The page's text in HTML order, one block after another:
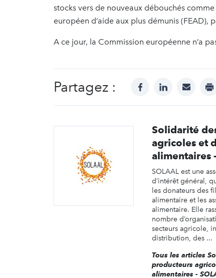
stocks vers de nouveaux débouchés
européen d’aide aux plus démunis (FEAD),
A ce jour, la Commission européenne n’a
Partagez : facebooklinkedinmail
Solidarité
agricoles et
alimentaires
SOLAAL est une
d’intérêt général,
les donateurs des
alimentaire et les
alimentaire. Elle
nombre
secteurs agricole,
distribution, des ...
Tous les articles
producteurs
alimentaires -